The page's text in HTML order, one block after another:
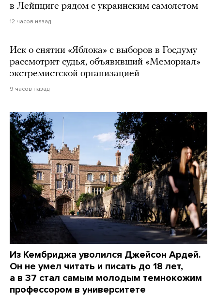
в Лейпциге рядом с украинским самолетом
12 часов назад
Иск о снятии «Яблока» с выборов в Госдуму
рассмотрит судья, объявивший «Мемориал»
экстремистской организацией
9 часов назад
Из Кембриджа уволился Джейсон Ардей.
Он не умел читать и писать до 18 лет,
а в 37 стал самым молодым темнокожим
профессором в университете